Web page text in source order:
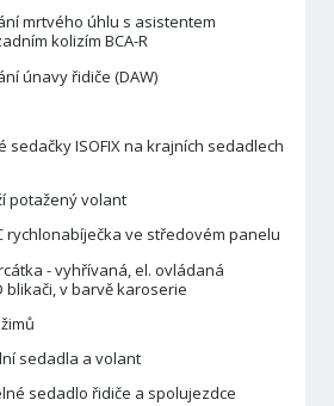
mrtvého úhlu s asistentem
kolizím BCA-R
únavy řidiče (DAW)
sedačky ISOFIX na krajních sedadlech
potažený volant
rychlonabíječka ve středovém panelu
- vyhřívaná, el. ovládaná
blikači, v barvě karoserie
sedadla a volant
sedadlo řidiče a spolujezdce